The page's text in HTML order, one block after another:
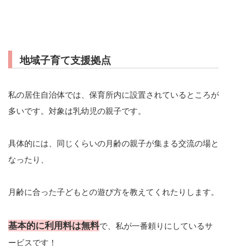
地域子育て支援拠点
私の居住自治体では、保育所内に設置されているところが
多いです。対象は乳幼児の親子です。
具体的には、同じくらいの月齢の親子が集まる交流の場と
なったり、
月齢に合った子どもとの遊び方を教えてくれたりします。
基本的に利用料は無料で、私が一番頼りにしているサ
ービスです！